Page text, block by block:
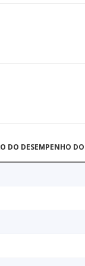
DO DESEMPENHO